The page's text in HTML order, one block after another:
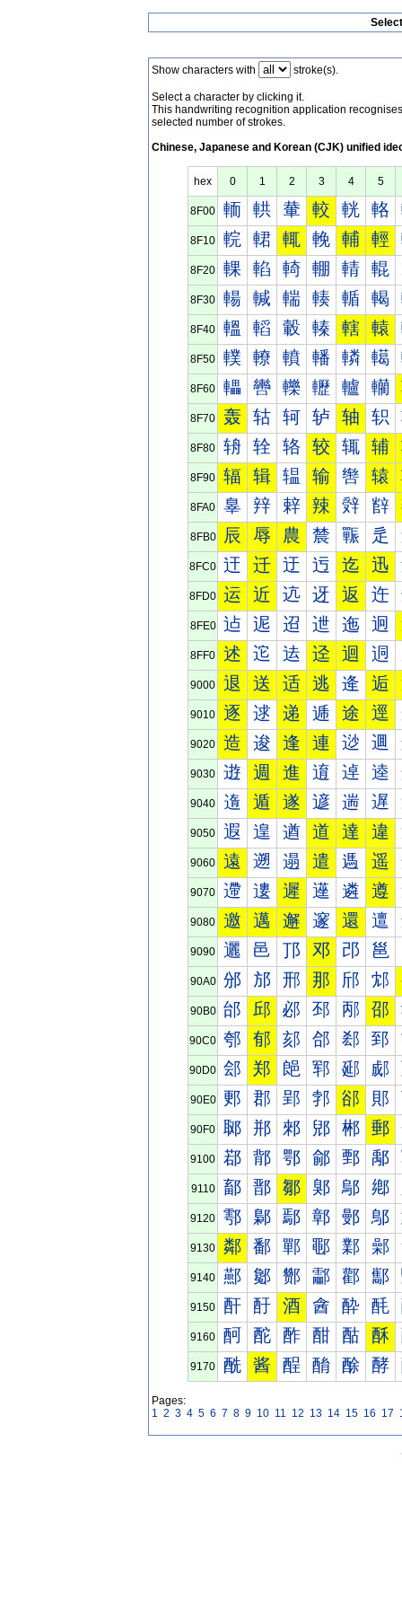
Show characters with stroke(s).
Select a character by clicking it.
This handwriting recognition application
selected number of strokes.
Chinese, Japanese and Korean (CJK) unified
hex 0 1 2 3 4 5
8F00 輀 輁 輂 較 輄 輅
8F10 輐 輑 輒 輓 輔 輕
8F20 輠 輡 輢 輣 輤 輥
8F30 輰 輱 輲 輳 輴 輵
8F40 轀 轁 轂 轃 轄 轅
8F50 轐 轑 轒 轓 轔 轕
8F60 轠 轡 轢 轣 轤 轥
8F70 轰 轱 轲 轳 轴 轵
8F80 辀 辁 辂 较 辄 辅
8F90 辐 辑 辒 输 辔 辕
8FA0 辠 辡 辢 辣 辤 辥
8FB0 辰 辱 農 辳 辴 辵
8FC0 迀 迁 迂 迃 迄 迅
8FD0 运 近 迒 迓 返 迕
8FE0 迠 迡 迢 迣 迤 迥
8FF0 述 迱 迲 迳 迴 迵
9000 退 送 适 逃 逄 逅
9010 逐 逑 递 逓 途 逕
9020 造 逡 逢 連 逤 逥
9030 逰 週 進 逳 逴 逵
9040 遀 遁 遂 遃 遄 遅
9050 遐 遑 遒 道 達 違
9060 遠 遡 遢 遣 遤 遥
9070 遰 遱 遲 遳 遴 遵
9080 邀 邁 邂 邃 還 邅
9090 邐 邑 邒 邓 邔 邕
90A0 邠 邡 邢 那 邤 邥
90B0 邰 邱 邲 邳 邴 邵
90C0 郀 郁 郂 郃 郄 郅
90D0 郐 郑 郒 郓 郔 郕
90E0 郠 郡 郢 郣 郤 郥
90F0 郰 郱 郲 郳 郴 郵
9100 鄀 鄁 鄂 鄃 鄄 鄅
9110 鄐 鄑 鄒 鄓 鄔 鄕
9120 鄠 鄡 鄢 鄣 鄤 鄥
9130 鄰 鄱 鄲 鄳 鄴 鄵
9140 酀 酁 酂 酃 酄 酅
9150 酐 酑 酒 酓 酔 酕
9160 酠 酡 酢 酣 酤 酥
9170 酰 酱 酲 酳 酴 酵
Pages:
1 2 3 4 5 6 7 8 9 10 11 12 13 14 15 16 17